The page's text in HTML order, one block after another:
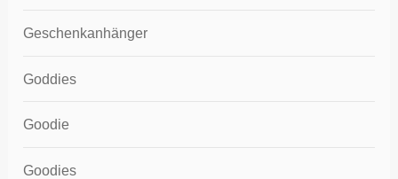
Geschenkanhänger
Goddies
Goodie
Goodies